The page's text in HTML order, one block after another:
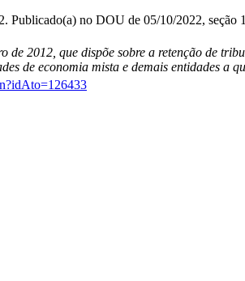
Publicado(a) no DOU de 05/10/2022, seção
2012, que dispõe sobre a retenção de
de economia mista e demais entidades a